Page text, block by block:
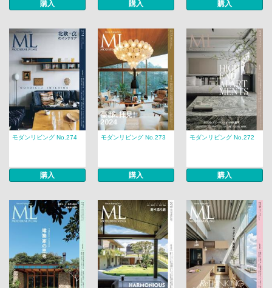
購入 購入 購入
モダンリビング No.274
購入
モダンリビング No.273
購入
モダンリビング No.272
購入